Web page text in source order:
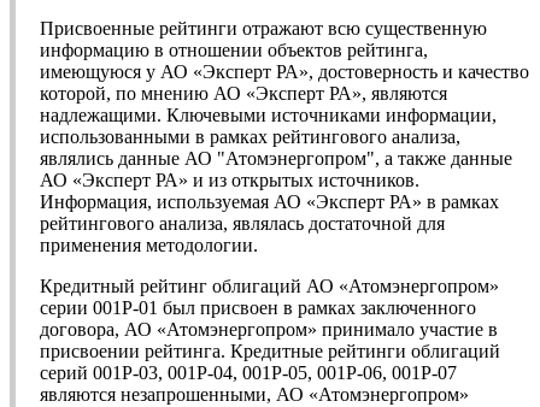
Присвоенные рейтинги отражают всю существенную
информацию в отношении объектов рейтинга,
имеющуюся у АО «Эксперт РА», достоверность и качество
которой, по мнению АО «Эксперт РА», являются
надлежащими. Ключевыми источниками информации,
использованными в рамках рейтингового анализа,
являлись данные АО "Атомэнергопром", а также данные
АО «Эксперт РА» и из открытых источников.
Информация, используемая АО «Эксперт РА» в рамках
рейтингового анализа, являлась достаточной для
применения методологии.
Кредитный рейтинг облигаций АО «Атомэнергопром»
серии 001P-01 был присвоен в рамках заключенного
договора, АО «Атомэнергопром» принимало участие в
присвоении рейтинга. Кредитные рейтинги облигаций
серий 001P-03, 001Р-04, 001Р-05, 001Р-06, 001Р-07
являются незапрошенными, АО «Атомэнергопром»